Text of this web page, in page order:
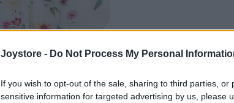
Joystore - Do Not Process My Personal
If you wish to opt-out of the sale, sharing to third parties, or
sensitive information for targeted advertising by us, please